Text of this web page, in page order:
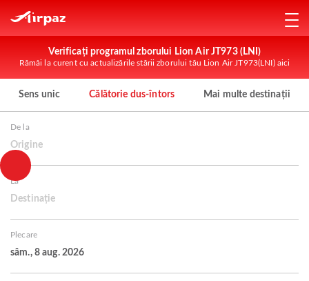
Verificați programul zborului Lion Air JT973 (LNI)
Rămâi la curent cu actualizările stării zborului tău Lion Air JT973(LNI) aici
Sens unic Călătorie dus-întors Mai multe destinații
De la
Origine
La
Destinație
Plecare
sâm., 8 aug. 2026